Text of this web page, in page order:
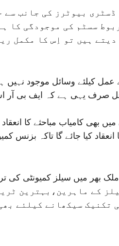
بیوٹرز کی جانب
سسٹم کی موجودگی کا
ہیں تو اِس کا مکمل
وسائل موجود نہیں
یہی ہے کہ ایف بی آر اس
کامیاب مباحثے کا
کیا جائے گا تاکہ بزنس
کے ماہرین،بہترین
تکنیک سیکھانے کیلئے